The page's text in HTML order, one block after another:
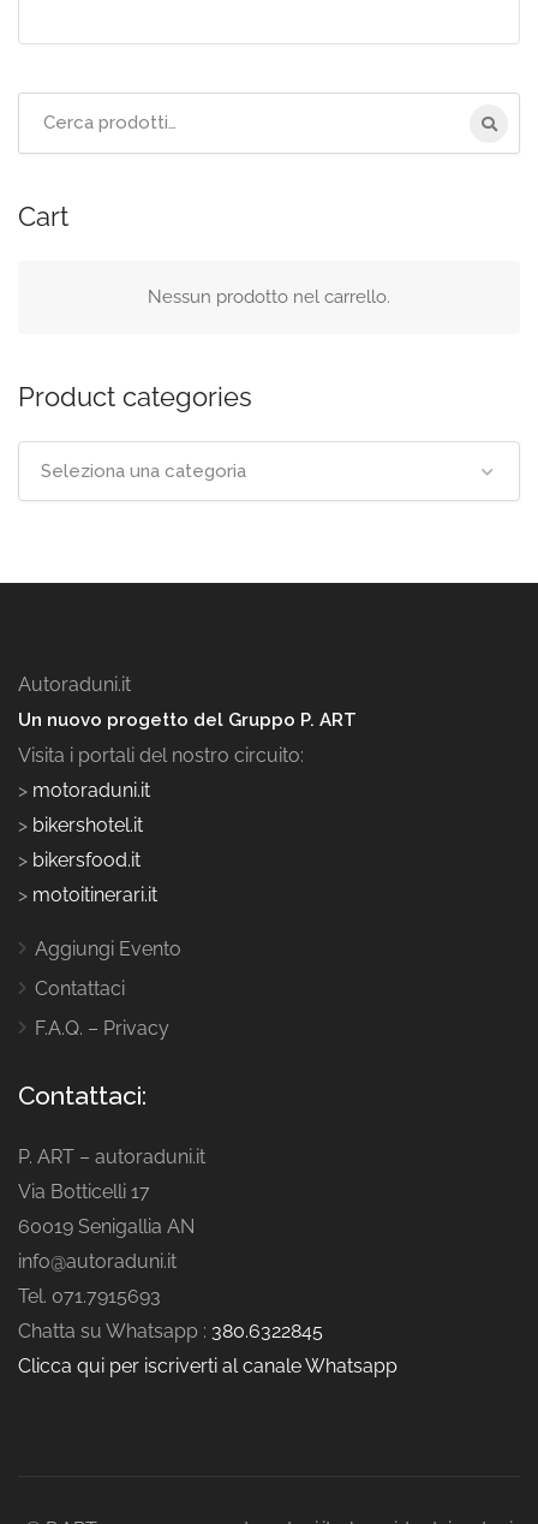
Cart
Nessun prodotto nel carrello.
Product categories
Seleziona una categoria
Autoraduni.it
Un nuovo progetto del Gruppo P. ART
Visita i portali del nostro circuito:
> motoraduni.it
> bikershotel.it
> bikersfood.it
> motoitinerari.it
Aggiungi Evento
Contattaci
F.A.Q. – Privacy
Contattaci:
P. ART – autoraduni.it
Via Botticelli 17
60019 Senigallia AN
info@autoraduni.it
Tel. 071.7915693
Chatta su Whatsapp : 380.6322845
Clicca qui per iscriverti al canale Whatsapp